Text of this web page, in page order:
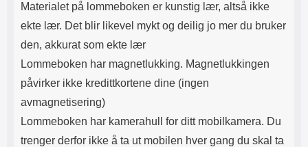
fliken foran på lommeboken.
Farge på glidelås: gull
Materialet på lommeboken er kunstig lær, altså ikke
ekte lær. Det blir likevel mykt og deilig jo mer du bruker
den, akkurat som ekte lær
Lommeboken har magnetlukking. Magnetlukkingen
påvirker ikke kredittkortene dine (ingen
avmagnetisering)
Lommeboken har kamerahull for ditt mobilkamera. Du
trenger derfor ikke å ta ut mobilen hver gang du skal ta